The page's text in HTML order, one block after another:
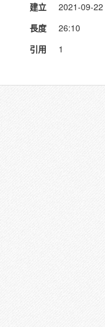
建立
2021-09-
長度
26:10
引用
1